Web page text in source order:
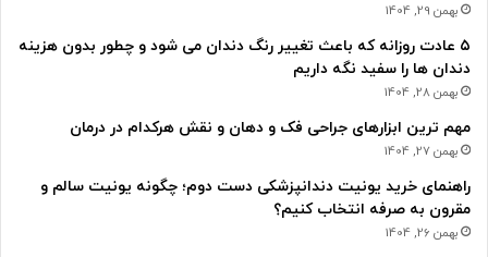
بهمن 29, 1404
۵ عادت روزانه که باعث تغییر رنگ دندان می شود و چطور بدون هزینه
دندان ها را سفید نگه داریم
بهمن 28, 1404
مهم ترین ابزارهای جراحی فک و دهان و نقش هرکدام در درمان
بهمن 27, 1404
راهنمای خرید یونیت دندانپزشکی دست دوم؛ چگونه یونیت سالم و
مقرون به صرفه انتخاب کنیم؟
بهمن 26, 1404